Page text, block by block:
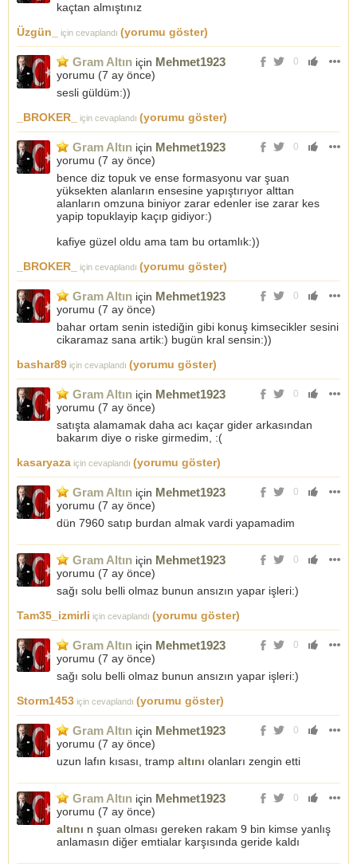
kaçtan almıştınız
Üzgün_
için cevaplandı (yorumu göster)
0
Gram Altın için Mehmet1923
yorumu (7 ay önce)
sesli güldüm:))
_BROKER_
için cevaplandı (yorumu göster)
0
Gram Altın için Mehmet1923
yorumu (7 ay önce)
bence diz topuk ve ense formasyonu var şuan
yüksekten alanların ensesine yapıştırıyor alttan
alanların omzuna biniyor zarar edenler ise zarar kes
yapip topuklayip kaçıp gidiyor:)
kafiye güzel oldu ama tam bu ortamlık:))
_BROKER_
için cevaplandı (yorumu göster)
0
Gram Altın için Mehmet1923
yorumu (7 ay önce)
bahar ortam senin istediğin gibi konuş kimsecikler sesini
cikaramaz sana artik:) bugün kral sensin:))
bashar89 için cevaplandı (yorumu göster)
0
Gram Altın için Mehmet1923
yorumu (7 ay önce)
satışta alamamak daha acı kaçar gider arkasından
bakarım diye o riske girmedim, :(
kasaryaza için cevaplandı (yorumu göster)
0
Gram Altın için Mehmet1923
yorumu (7 ay önce)
dün 7960 satıp burdan almak vardi yapamadim
0
Gram Altın için Mehmet1923
yorumu (7 ay önce)
sağı solu belli olmaz bunun ansızın yapar işleri:)
Tam35_izmirli için cevaplandı (yorumu göster)
0
Gram Altın için Mehmet1923
yorumu (7 ay önce)
sağı solu belli olmaz bunun ansızın yapar işleri:)
Storm1453 için cevaplandı (yorumu göster)
0
Gram Altın için Mehmet1923
yorumu (7 ay önce)
uzun lafın kısası, tramp altını olanları zengin etti
0
Gram Altın için Mehmet1923
yorumu (7 ay önce)
altını n şuan olması gereken rakam 9 bin kimse yanlış
anlamasın diğer emtialar karşısında geride kaldı